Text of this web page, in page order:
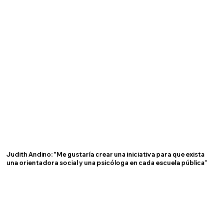
Judith Andino: "Me gustaría crear una iniciativa para que exista
una orientadora social y una psicóloga en cada escuela pública"